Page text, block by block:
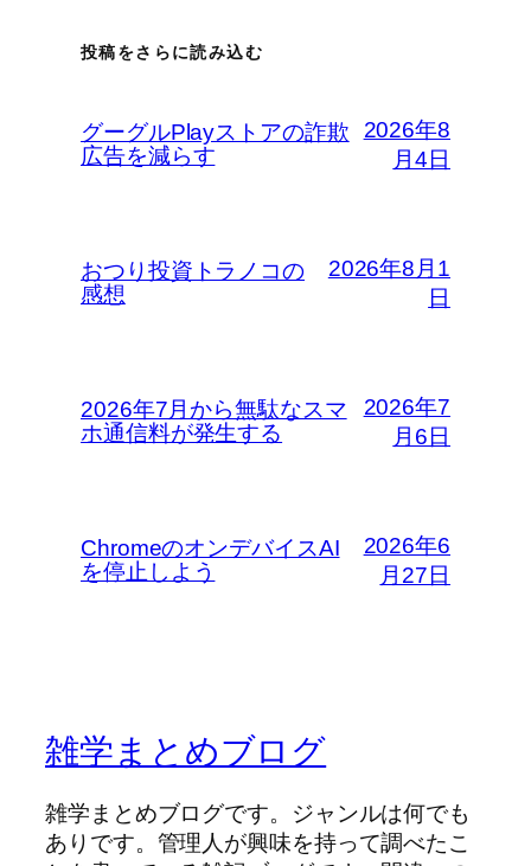
投稿をさらに読み込む
グーグルPlayストアの詐欺
広告を減らす
2026年8
月4日
おつり投資トラノコの
感想
2026年8月1
日
2026年7月から無駄なスマ
ホ通信料が発生する
2026年7
月6日
ChromeのオンデバイスAI
を停止しよう
2026年6
月27日
雑学まとめブログ
雑学まとめブログです。ジャンルは何でも
ありです。管理人が興味を持って調べたこ